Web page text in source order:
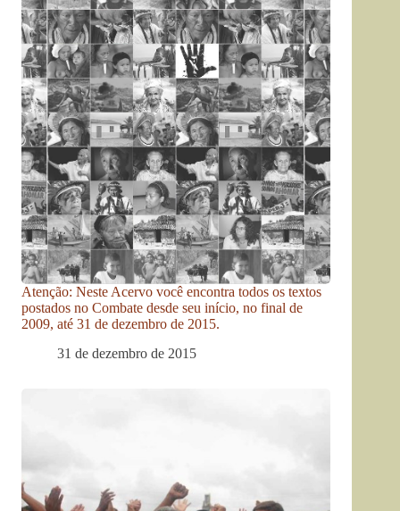
Atenção: Neste Acervo você encontra todos os textos
postados no Combate desde seu início, no final de
2009, até 31 de dezembro de 2015.
31 de dezembro de 2015